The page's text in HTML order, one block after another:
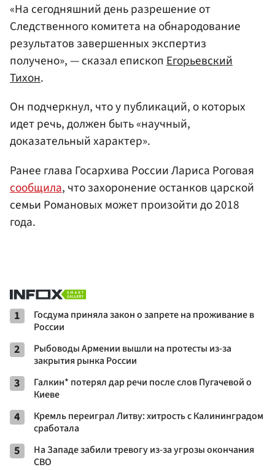
«На сегодняшний день разрешение от
Следственного комитета на обнародование
результатов завершенных экспертиз
получено», — сказал епископ Егорьевский
Тихон.
Он подчеркнул, что у публикаций, о которых
идет речь, должен быть «научный,
доказательный характер».
Ранее глава Госархива России Лариса Роговая
сообщила, что захоронение останков царской
семьи Романовых может произойти до 2018
года.
1
Госдума приняла закон о запрете на проживание в
России
2
Рыбоводы Армении вышли на протесты из-за
закрытия рынка России
3
Галкин* потерял дар речи после слов Пугачевой о
Киеве
4
Кремль переиграл Литву: хитрость с Калининградом
сработала
5
На Западе забили тревогу из-за угрозы окончания
СВО